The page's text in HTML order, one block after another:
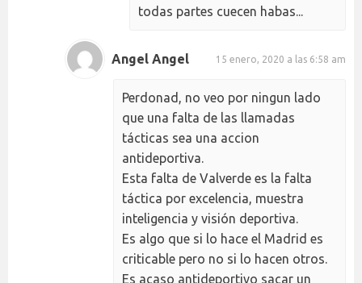
todas partes cuecen habas...
Angel Angel 15 enero, 2020 a las 6:58 am
Perdonad, no veo por ningun lado
que una falta de las llamadas
tácticas sea una accion
antideportiva.
Esta falta de Valverde es la falta
táctica por excelencia, muestra
inteligencia y visión deportiva.
Es algo que si lo hace el Madrid es
criticable pero no si lo hacen otros.
Es acaso antideportivo sacar un